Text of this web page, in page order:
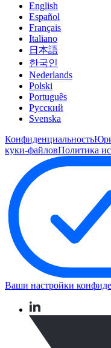
English
Español
Français
Italiano
日本語
한국인
Nederlands
Polski
Português
Pусский
Svenska
Конфиденциальность
куки-файловПолитика
Ваши настройки